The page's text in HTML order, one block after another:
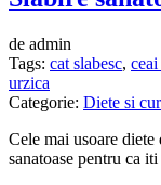
de admin
Tags: cat slabesc,
urzica
Categorie: Diete si
Cele mai usoare diete
sanatoase pentru ca